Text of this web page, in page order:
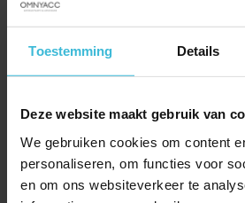
Toestemming Details
Deze website maakt gebruik van
We gebruiken cookies om content
personaliseren, om functies voor
en om ons websiteverkeer te